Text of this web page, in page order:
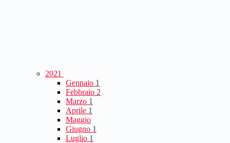
2021
Gennaio 1
Febbraio 2
Marzo 1
Aprile 1
Maggio
Giugno 1
Luglio 1